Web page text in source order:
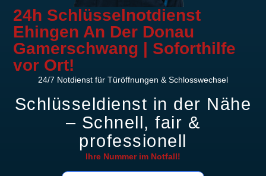
24h Schlüsselnotdienst
Ehingen An Der Donau
Gamerschwang | Soforthilfe
vor Ort!
24/7 Notdienst für Türöffnungen & Schlosswechsel
Schlüsseldienst in der Nähe
– Schnell, fair &
professionell
Ihre Nummer im Notfall!